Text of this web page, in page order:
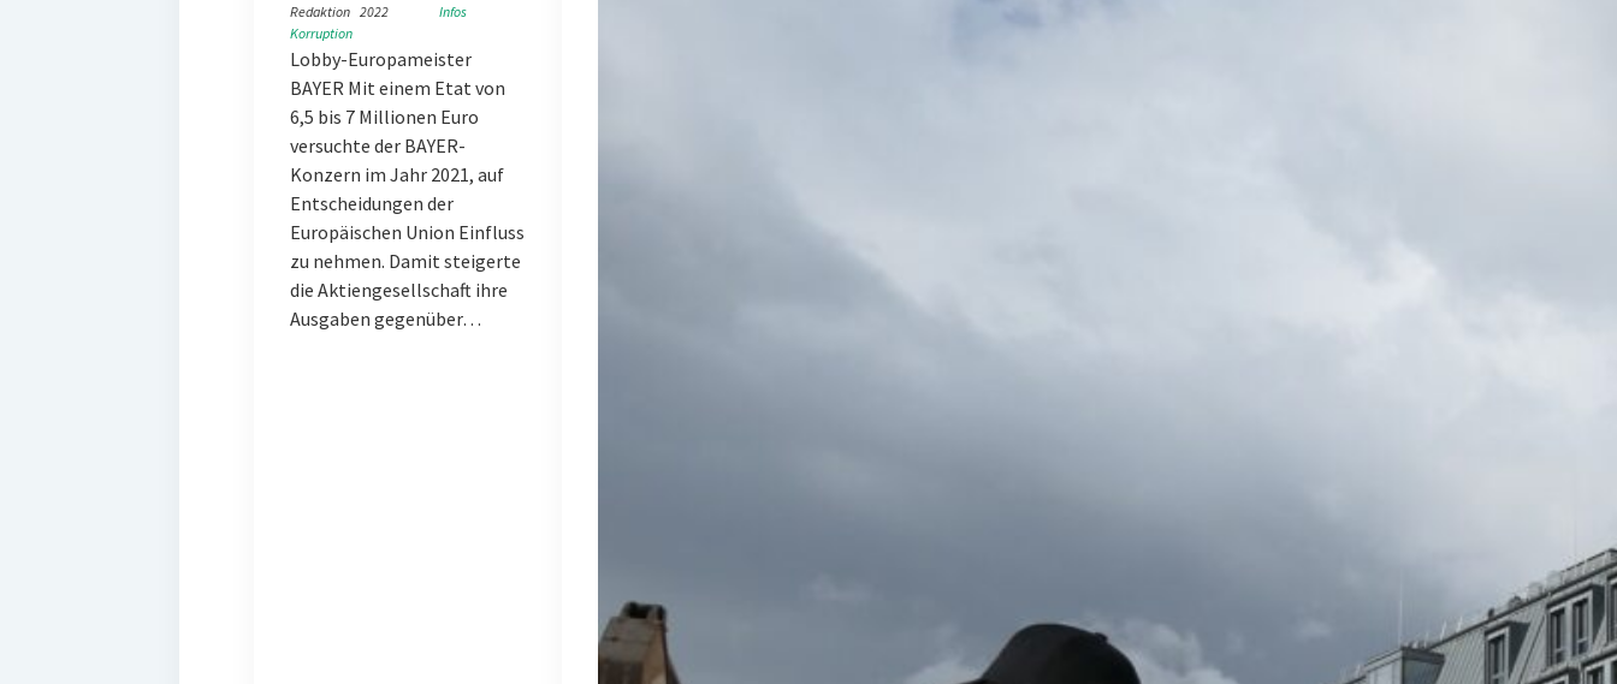
Redaktion 2022
Infos
Korruption
Lobby-Europameister
BAYER Mit einem Etat von
6,5 bis 7 Millionen Euro
versuchte der BAYER-
Konzern im Jahr 2021, auf
Entscheidungen der
Europäischen Union Einfluss
zu nehmen. Damit steigerte
die Aktiengesellschaft ihre
Ausgaben gegenüber…